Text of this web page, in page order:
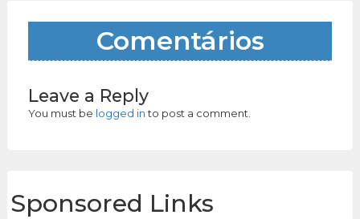
Comentários
Leave a Reply
You must be logged into post a comment.
Sponsored Links